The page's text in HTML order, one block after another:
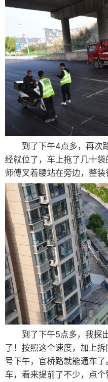
到了下午4点多，再次路
经就位了，车上拖了几十
师傅叉着腰站在旁边，整装
到了下午5点多，我探出
了！按照这个速度，加上
号下午，官桥路就能通车
车，看来提前了不少，点个